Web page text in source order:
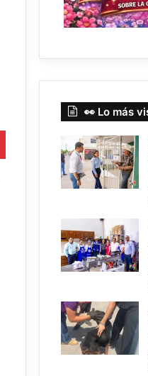
👀 Lo más